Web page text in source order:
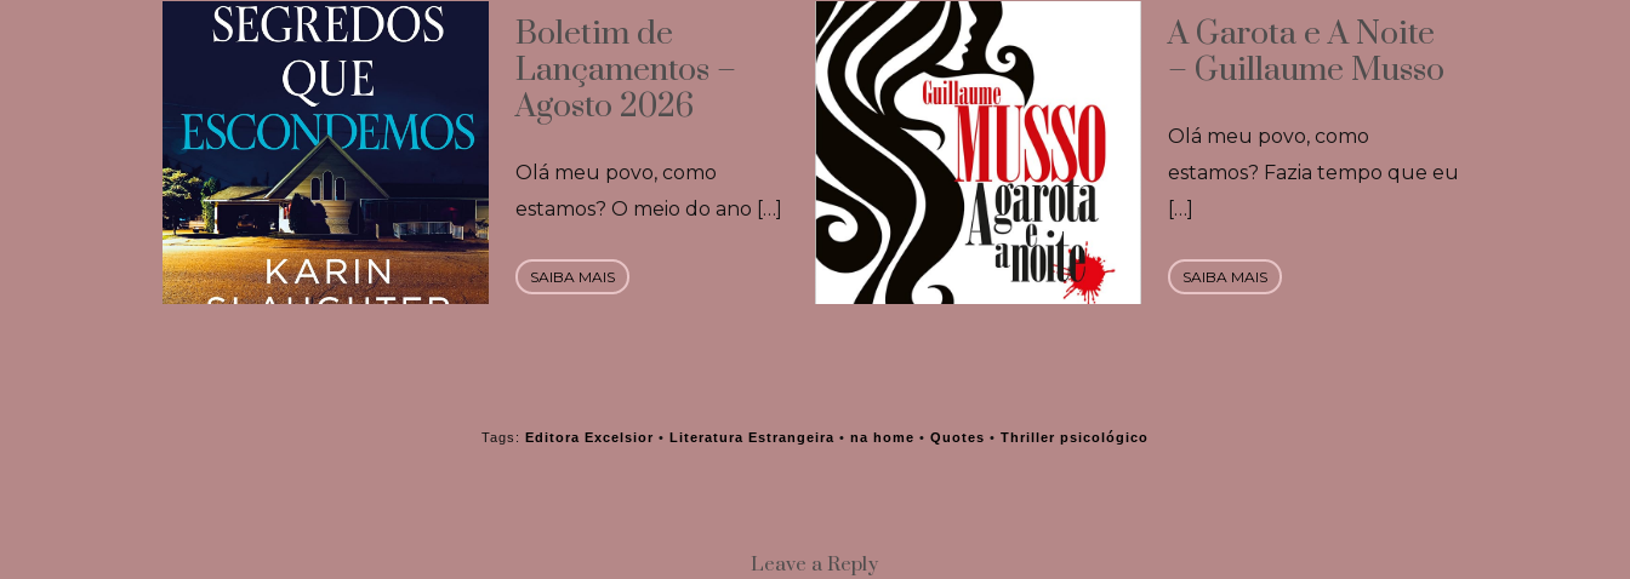
Boletim de
Lançamentos –
Agosto 2026
Olá meu povo, como
estamos? O meio do ano […]
SAIBA MAIS
A Garota e A Noite
– Guillaume Musso
Olá meu povo, como
estamos? Fazia tempo que eu
[…]
SAIBA MAIS
Tags: Editora Excelsior • Literatura Estrangeira • na home • Quotes • Thriller psicológico
Leave a Reply